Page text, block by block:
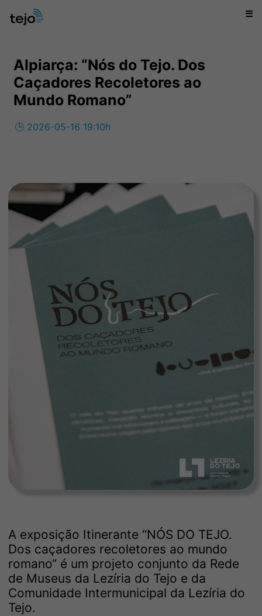
☰
Alpiarça: “Nós do Tejo. Dos
Caçadores Recoletores ao
Mundo Romano”
🕒 2026-05-16 19:10h
A exposição Itinerante “NÓS DO TEJO.
Dos caçadores recoletores ao mundo
romano“ é um projeto conjunto da Rede
de Museus da Lezíria do Tejo e da
Comunidade Intermunicipal da Lezíria do
Tejo.